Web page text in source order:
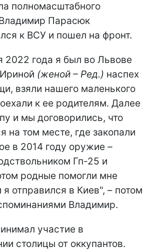
полномасштабного
Парасюк
к ВСУ и пошел на фронт.
2022 года я был во Львове
(женой – Ред.) наспех
взяли нашего маленького
к ее родителям. Далее
и мы договорились, что
на том месте, где закопали
в 2014 году оружие –
Гп-25 и
родные помогли мне
я отправился в Киев", – потом
Владимир.
участие в
столицы от оккупантов.